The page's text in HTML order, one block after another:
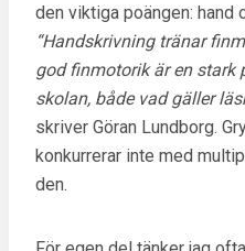
den viktiga poängen: hand
“Handskrivning tränar
god finmotorik är en stark
skolan, både vad gäller
skriver Göran Lundborg.
konkurrerar inte med
den.